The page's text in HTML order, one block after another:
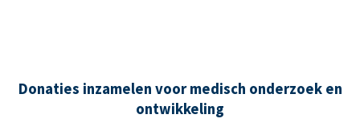
Donaties inzamelen voor medisch onderzoek en
ontwikkeling